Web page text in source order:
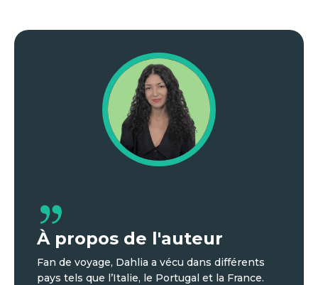
À propos de l'auteur
Fan de voyage, Dahlia a vécu dans différents
pays tels que l’Italie, le Portugal et la France.